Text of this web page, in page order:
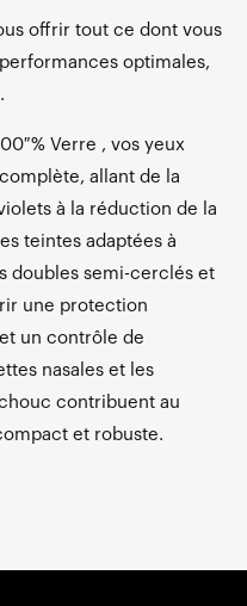
offrir tout ce dont vous
optimales,
% Verre , vos yeux
allant de la
à la réduction de la
teintes adaptées à
doubles semi-cerclés et
une protection
un contrôle de
nasales et les
contribuent au
et robuste.